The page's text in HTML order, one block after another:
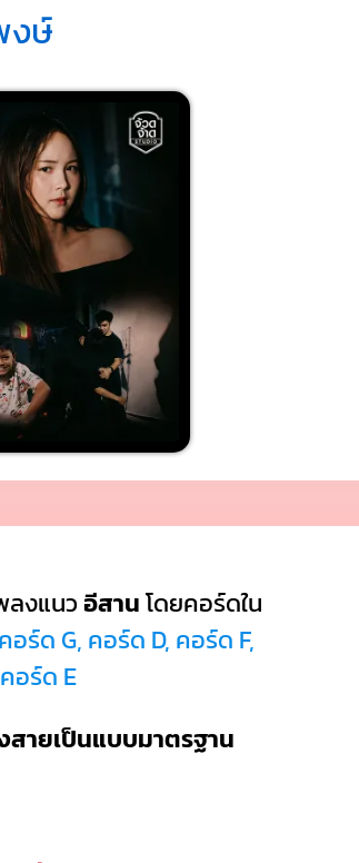
งษ์
ลงแนวอีสานโดยคอร์ดใน
ร์ด G, คอร์ด D, คอร์ด F,
อร์ด E
สายเป็นแบบมาตรฐาน